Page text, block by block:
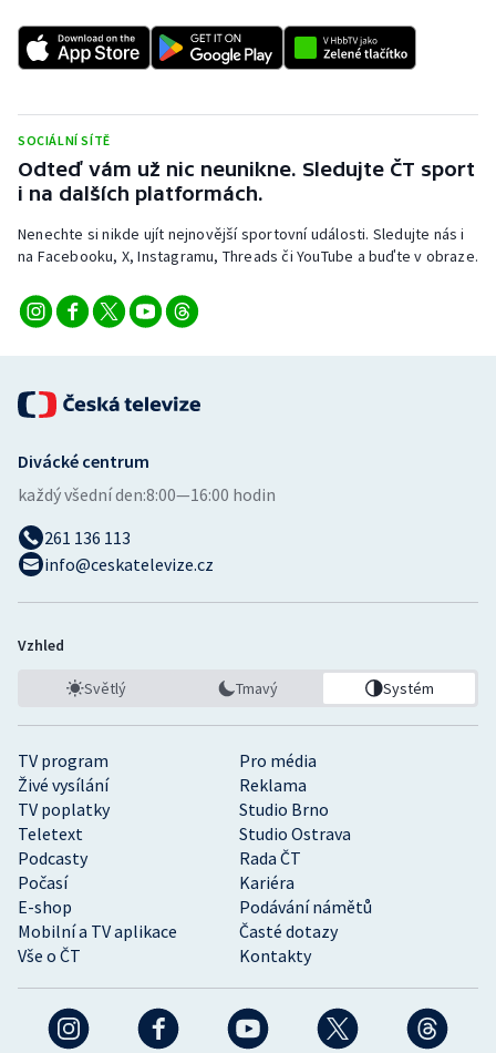
Sportovní střelba
Stolní tenis
Triatlon
Veslování
Vodní slalom
SOCIÁLNÍ SÍTĚ
Odteď vám už nic neunikne. Sledujte ČT sport
i na dalších platformách.
Nenechte si nikde ujít nejnovější sportovní události. Sledujte nás i
na Facebooku, X, Instagramu, Threads či YouTube a buďte v obraze.
TV program
Pro média
Živé vysílání
Reklama
TV poplatky
Studio Brno
Teletext
Studio Ostrava
Podcasty
Rada ČT
Počasí
Kariéra
E-shop
Podávání námětů
Mobilní a TV aplikace
Časté dotazy
Vše o ČT
Kontakty
Divácké centrum
každý všední den:8:00—16:00 hodin
261 136 113
info@ceskatelevize.cz
Vzhled
Světlý Tmavý Systém